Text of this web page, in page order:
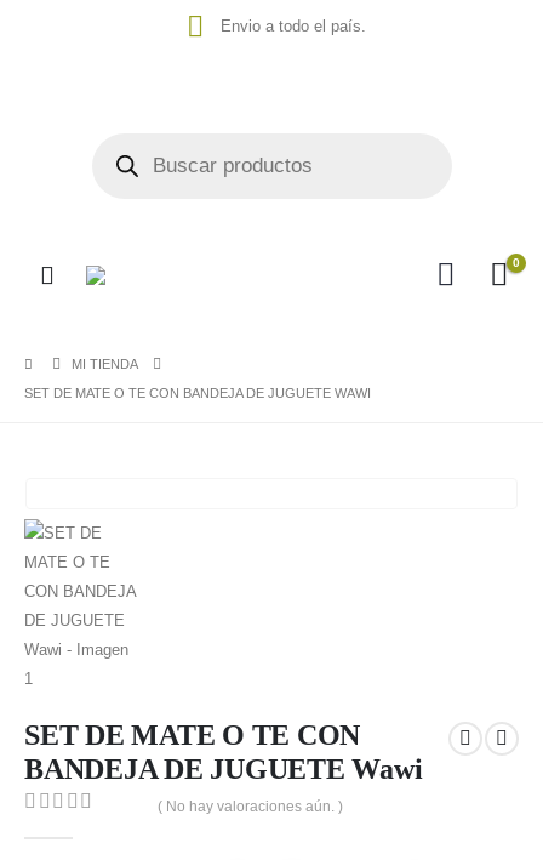
Envio a todo el país.
0
MI TIENDA
SET DE MATE O TE CON BANDEJA DE JUGUETE WAWI
SET DE MATE O TE CON
BANDEJA DE JUGUETE Wawi
( No hay valoraciones aún. )